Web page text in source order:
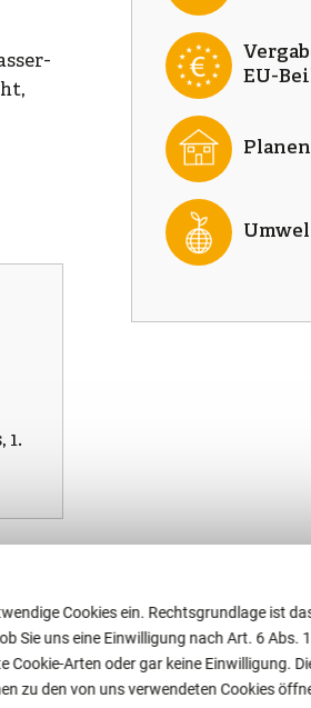
1.
EU-
Cookies ein. Rechtsgrundlage ist
Sie uns eine Einwilligung nach Art. 6 Abs.
Cookie-Arten oder gar keine Einwilligung.
zu den von uns verwendeten Cookies